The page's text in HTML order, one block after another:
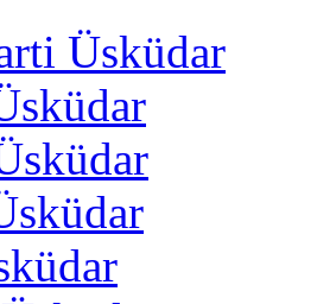
Üsküdar